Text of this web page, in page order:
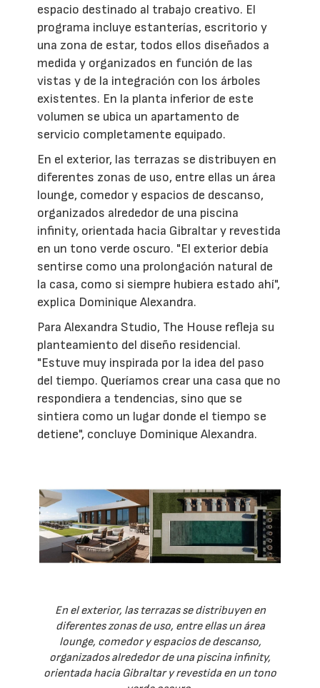
espacio destinado al trabajo creativo. El
programa incluye estanterías, escritorio y
una zona de estar, todos ellos diseñados a
medida y organizados en función de las
vistas y de la integración con los árboles
existentes. En la planta inferior de este
volumen se ubica un apartamento de
servicio completamente equipado.
En el exterior, las terrazas se distribuyen en
diferentes zonas de uso, entre ellas un área
lounge, comedor y espacios de descanso,
organizados alrededor de una piscina
infinity, orientada hacia Gibraltar y revestida
en un tono verde oscuro. "El exterior debía
sentirse como una prolongación natural de
la casa, como si siempre hubiera estado ahí",
explica Dominique Alexandra.
Para Alexandra Studio, The House refleja su
planteamiento del diseño residencial.
"Estuve muy inspirada por la idea del paso
del tiempo. Queríamos crear una casa que no
respondiera a tendencias, sino que se
sintiera como un lugar donde el tiempo se
detiene", concluye Dominique Alexandra.
En el exterior, las terrazas se distribuyen en
diferentes zonas de uso, entre ellas un área
lounge, comedor y espacios de descanso,
organizados alrededor de una piscina infinity,
orientada hacia Gibraltar y revestida en un tono